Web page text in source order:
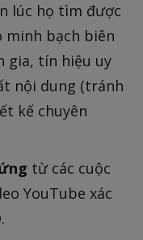
lúc họ tìm được
bạch biên
gia, tín hiệu uy
nội dung (tránh
kế chuyên
từ các cuộc
YouTube xác